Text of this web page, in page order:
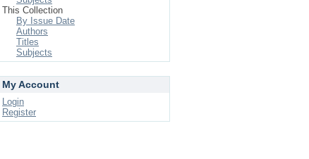
This Collection
By Issue Date
Authors
Titles
Subjects
My Account
Login
Register